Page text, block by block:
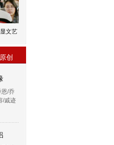
文艺
原创
恩/乔
/戚迹